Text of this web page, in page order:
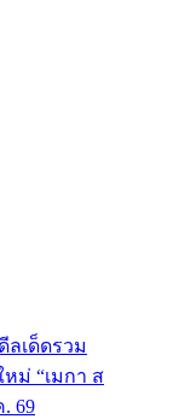
ลเด็ดรวม
ม่ “เมกา ส
69